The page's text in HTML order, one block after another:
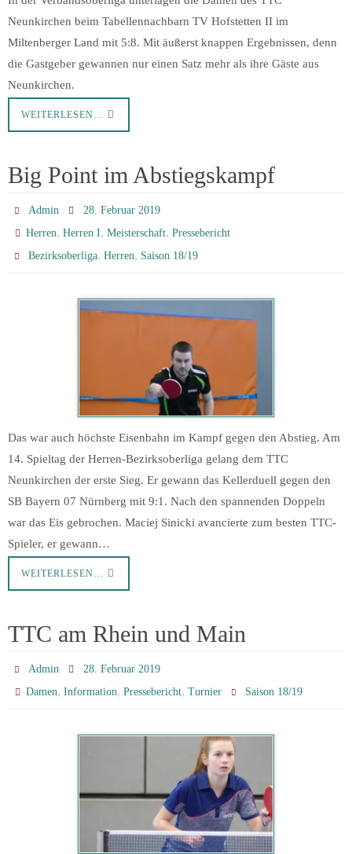
Neunkirchen beim Tabellennachbarn TV Hofstetten II im
Miltenberger Land mit 5:8. Mit äußerst knappen Ergebnissen, denn
die Gastgeber gewannen nur einen Satz mehr als ihre Gäste aus
Neunkirchen.
WEITERLESEN…
Big Point im Abstiegskampf
Admin
28. Februar 2019
Herren,Herren I,Meisterschaft,Pressebericht
Bezirksoberliga,Herren, Saison 18/19
Das war auch höchste Eisenbahn im Kampf gegen den Abstieg. Am
14. Spieltag der Herren-Bezirksoberliga gelang dem TTC
Neunkirchen der erste Sieg. Er gewann das Kellerduell gegen den
SB Bayern 07 Nürnberg mit 9:1. Nach den spannenden Doppeln
war das Eis gebrochen. Maciej Sinicki avancierte zum besten TTC-
Spieler, er gewann…
WEITERLESEN…
TTC am Rhein und Main
Admin
28. Februar 2019
Damen,Information,Pressebericht,Turnier Saison 18/19